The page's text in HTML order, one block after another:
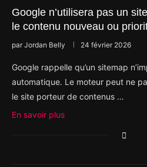
Google n’utilisera pas un
le contenu nouveau ou
parJordan Belly 24 février 2026
Google rappelle qu’un sitemap
automatique. Le moteur peut ne
le site porteur de contenus …
En savoir plus